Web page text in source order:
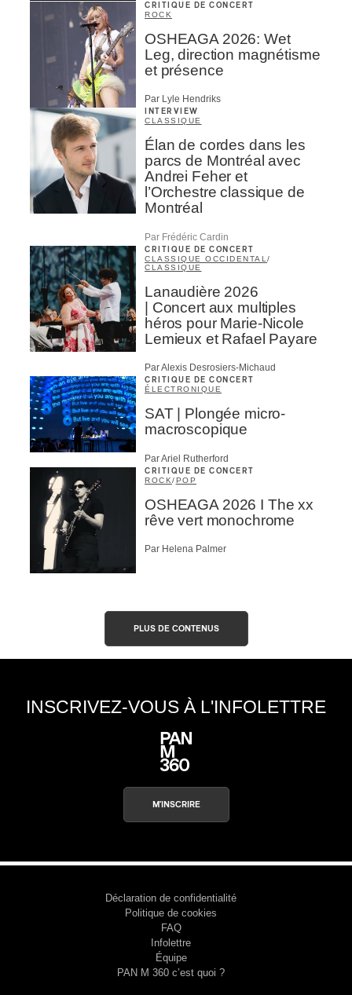
CRITIQUE DE CONCERT
ROCK
OSHEAGA 2026: Wet
Leg, direction magnétisme
et présence
Par Lyle Hendriks
INTERVIEW
CLASSIQUE
Élan de cordes dans les
parcs de Montréal avec
Andrei Feher et
l’Orchestre classique de
Montréal
Par Frédéric Cardin
CRITIQUE DE CONCERT
CLASSIQUE OCCIDENTAL /
CLASSIQUE
Lanaudière 2026
| Concert aux multiples
héros pour Marie-Nicole
Lemieux et Rafael Payare
Par Alexis Desrosiers-Michaud
CRITIQUE DE CONCERT
ÉLECTRONIQUE
SAT | Plongée micro-
macroscopique
Par Ariel Rutherford
CRITIQUE DE CONCERT
ROCK/POP
OSHEAGA 2026 I The xx
rêve vert monochrome
Par Helena Palmer
PLUS DE CONTENUS
INSCRIVEZ-VOUS À L'INFOLETTRE
M'INSCRIRE
Déclaration de confidentialité
Politique de cookies
FAQ
Infolettre
Équipe
PAN M 360 c’est quoi ?